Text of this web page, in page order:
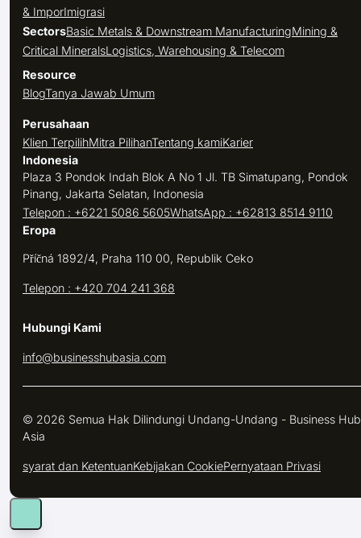
& ImporImigrasi
SectorsBasic Metals & Downstream ManufacturingMining &
Critical MineralsLogistics, Warehousing & Telecom
Resource
BlogTanya Jawab Umum
Perusahaan
Klien TerpilihMitra PilihanTentang kamiKarier
Indonesia
Plaza 3 Pondok Indah Blok A No 1 Jl. TB Simatupang, Pondok
Pinang, Jakarta Selatan, Indonesia
Telepon : +6221 5086 5605WhatsApp : +62813 8514 9110
Eropa
Příčná 1892/4, Praha 110 00, Republik Ceko
Telepon : +420 704 241 368
Hubungi Kami
info@businesshubasia.com
© 2026 Semua Hak Dilindungi Undang-Undang - Business Hub
Asia
syarat dan KetentuanKebijakan CookiePernyataan Privasi